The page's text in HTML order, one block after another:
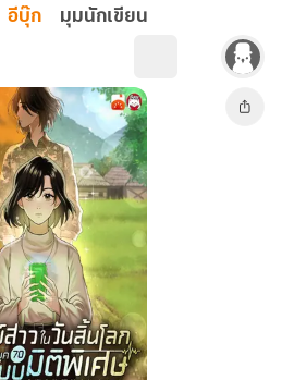
อีบุ๊ก มุมนักเขียน